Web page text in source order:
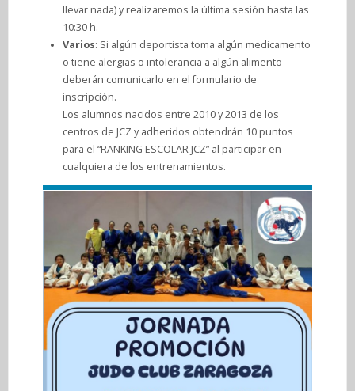
llevar nada) y realizaremos la última sesión hasta las
10:30 h.
Varios: Si algún deportista toma algún medicamento
o tiene alergias o intolerancia a algún alimento
deberán comunicarlo en el formulario de
inscripción.
Los alumnos nacidos entre 2010 y 2013 de los
centros de JCZ y adheridos obtendrán 10 puntos
para el “RANKING ESCOLAR JCZ” al participar en
cualquiera de los entrenamientos.​